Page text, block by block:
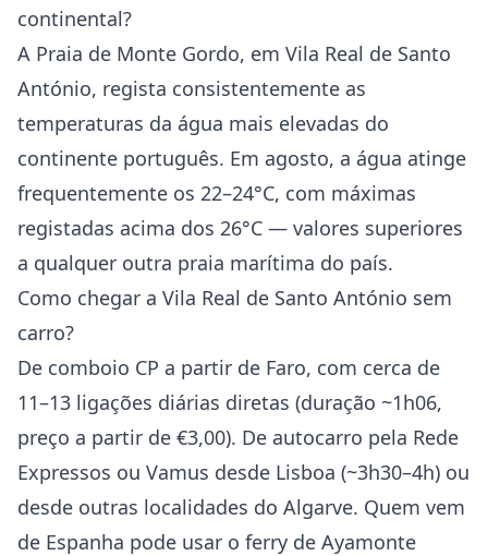
continental?
A Praia de Monte Gordo, em Vila Real de Santo
António, regista consistentemente as
temperaturas da água mais elevadas do
continente português. Em agosto, a água atinge
frequentemente os 22–24°C, com máximas
registadas acima dos 26°C — valores superiores
a qualquer outra praia marítima do país.
Como chegar a Vila Real de Santo António sem
carro?
De comboio CP a partir de Faro, com cerca de
11–13 ligações diárias diretas (duração ~1h06,
preço a partir de €3,00). De autocarro pela Rede
Expressos ou Vamus desde Lisboa (~3h30–4h) ou
desde outras localidades do Algarve. Quem vem
de Espanha pode usar o ferry de Ayamonte